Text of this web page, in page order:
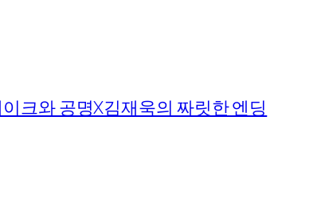
크와 공명X김재욱의 짜릿한 엔딩